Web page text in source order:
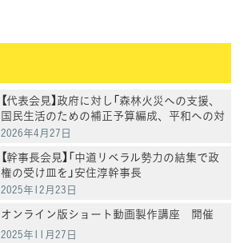
【代表会見】政府に対し「森林火災への支援、
国民生活のための補正予算編成、平和への対
応を求めていく」水岡代表
2026年4月27日
【幹事長会見】「中道リベラル勢力の結集で政
権の受け皿を」安住淳幹事長
2025年12月23日
オンライン版ショート動画製作講座 開催
2025年11月27日